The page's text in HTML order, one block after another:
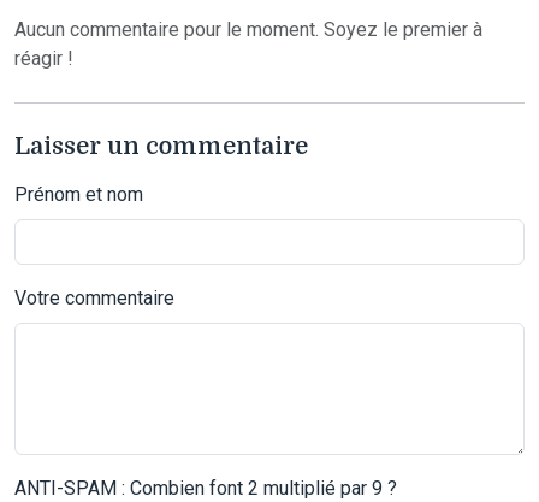
Aucun commentaire pour le moment. Soyez le premier à
réagir !
Laisser un commentaire
Prénom et nom
Votre commentaire
ANTI-SPAM : Combien font 2 multiplié par 9 ?